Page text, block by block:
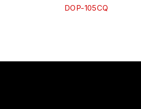
DOP-105CQ